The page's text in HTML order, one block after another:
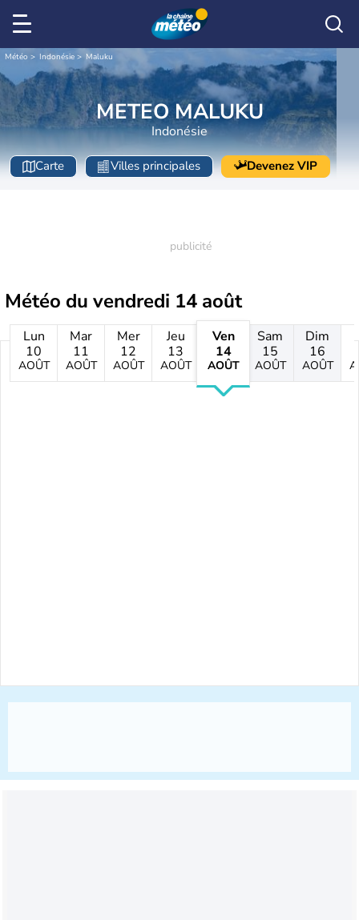
Météo Indonésie Maluku
METEO MALUKU
Indonésie
Carte Villes principales Devenez VIP
Météo du vendredi 14 août
Lun
10
AOÛT
Mar
11
AOÛT
Mer
12
AOÛT
Jeu
13
AOÛT
Ven
14
AOÛT
Sam
15
AOÛT
Dim
16
AOÛT